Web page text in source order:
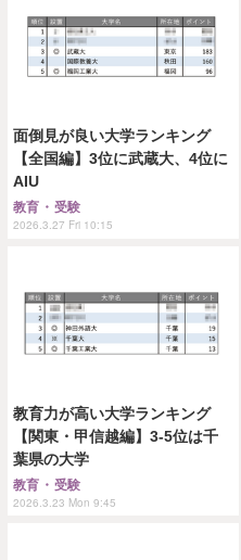
面倒見が良い大学ランキング
【全国編】3位に武蔵大、4位に
AIU
教育・受験
2026.3.27 Fri 10:15
教育力が高い大学ランキング
【関東・甲信越編】3-5位は千
葉県の大学
教育・受験
2026.3.23 Mon 9:45